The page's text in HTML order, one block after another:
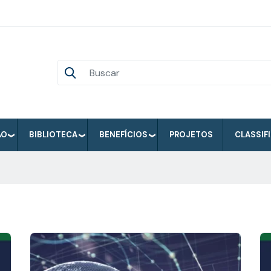
BIBLIOTECA BENEFÍCIOS PROJETOS